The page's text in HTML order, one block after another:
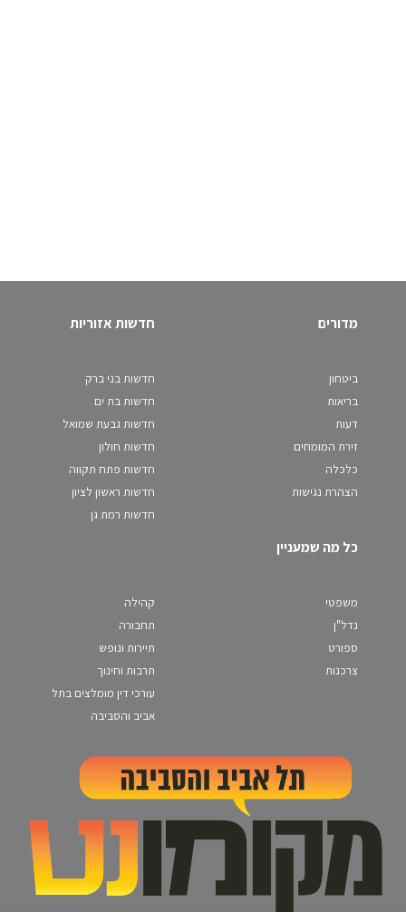
מדורים
ביטחון
בריאות
דעות
זירת המומחים
כלכלה
הצהרת נגישות
חדשות אזוריות
חדשות בני ברק
חדשות בת ים
חדשות גבעת שמואל
חדשות חולון
חדשות פתח תקווה
חדשות ראשון לציון
חדשות רמת גן
כל מה שמעניין
משפטי
נדל"ן
ספורט
צרכנות
קהילה
תחבורה
תיירות ונופש
תרבות וחינוך
עורכי דין מומלצים בתל
אביב והסביבה